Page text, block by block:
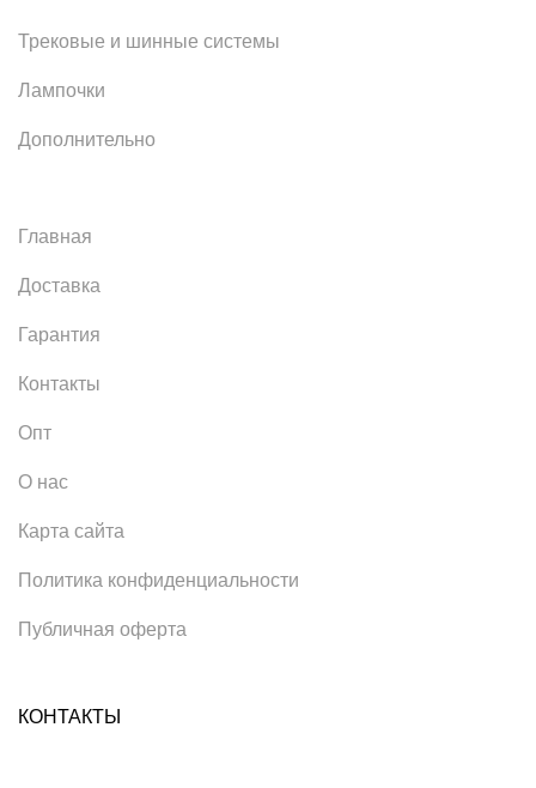
Трековые и шинные системы
Лампочки
Дополнительно
Главная
Доставка
Гарантия
Контакты
Опт
О нас
Карта сайта
Политика конфиденциальности
Публичная оферта
КОНТАКТЫ